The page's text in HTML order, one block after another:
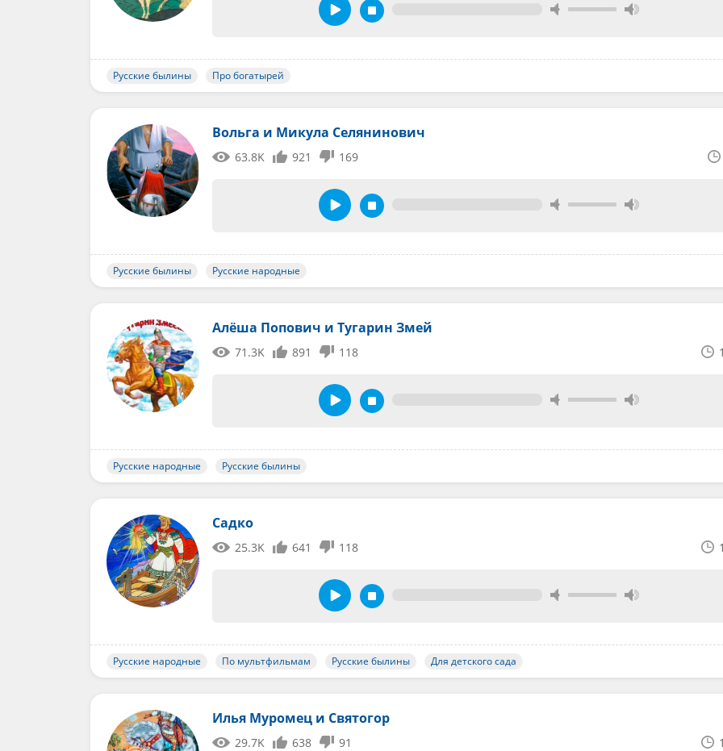
Русские былины Про богатырей
Вольга и Микула Селянинович
63.8K 921 169
Русские былины Русские народные
Алёша Попович и Тугарин Змей
71.3K 891 118
Русские народные Русские былины
Садко
25.3K 641 118
Русские народные По мультфильмам Русские былины Для детского сада
Илья Муромец и Святогор
29.7K 638 91